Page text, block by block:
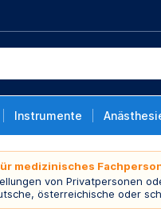
Instrumente
medizinisches
von Privatpersonen
österreichische oder